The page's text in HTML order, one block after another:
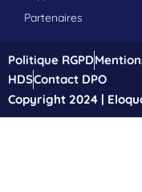
Partenaires
Politique RGPD
HDSContact DPO
Copyright 2024 |